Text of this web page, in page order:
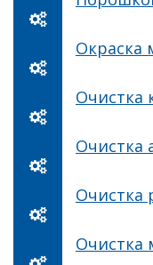
Окраска
Очистка
Очистка
Очистка
Очистка